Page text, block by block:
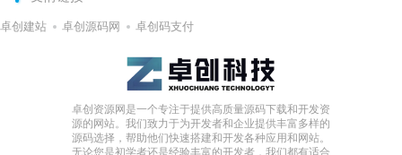
卓创建站 卓创源码网 卓创码支付
卓创资源网是一个专注于提供高质量源码下载和开发资
源的网站。我们致力于为开发者和企业提供丰富多样的
源码选择，帮助他们快速搭建和开发各种应用和网站。
无论您是初学者还是经验丰富的开发者，我们都有适合